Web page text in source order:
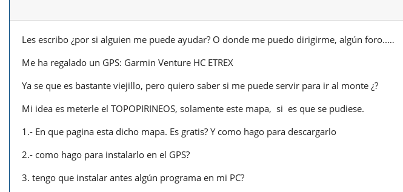
Les escribo ¿por si alguien me puede ayudar? O donde me puedo dirigirme, algún foro..…
Me ha regalado un GPS: Garmin Venture HC ETREX
Ya se que es bastante viejillo, pero quiero saber si me puede servir para ir al monte ¿?
Mi idea es meterle el TOPOPIRINEOS, solamente este mapa, si es que se pudiese.
1.- En que pagina esta dicho mapa. Es gratis? Y como hago para descargarlo
2.- como hago para instalarlo en el GPS?
3. tengo que instalar antes algún programa en mi PC?